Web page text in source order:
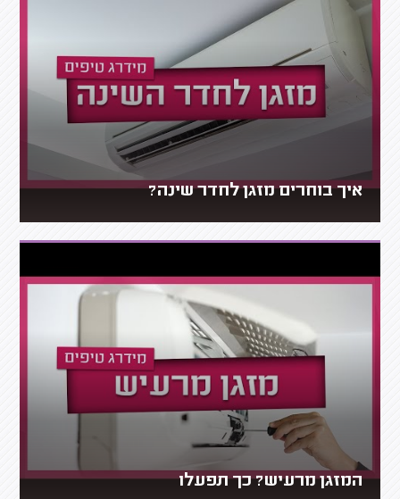
איך בוחרים מזגן לחדר שינה?
המזגן מרעיש? כך תפעלו